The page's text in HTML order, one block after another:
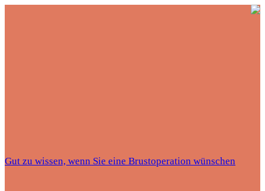
Gut zu wissen, wenn Sie eine Brustoperation wünschen